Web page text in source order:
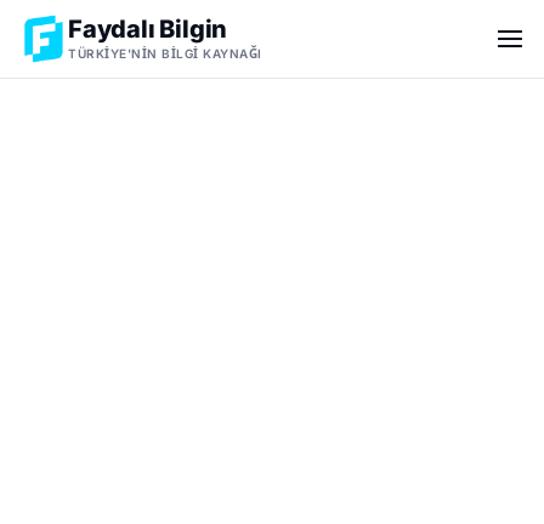
Faydalı Bilgin
TÜRKIYE'NIN BILGI KAYNAĞI